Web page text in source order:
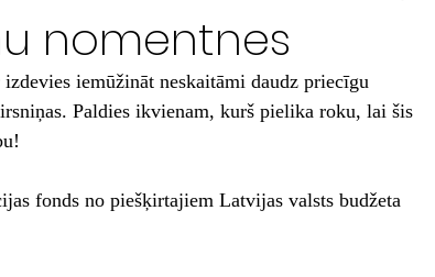
nomentnes
iemūžināt neskaitāmi daudz priecīgu
Paldies ikvienam, kurš pielika roku, lai šis
fonds no piešķirtajiem Latvijas valsts budžeta